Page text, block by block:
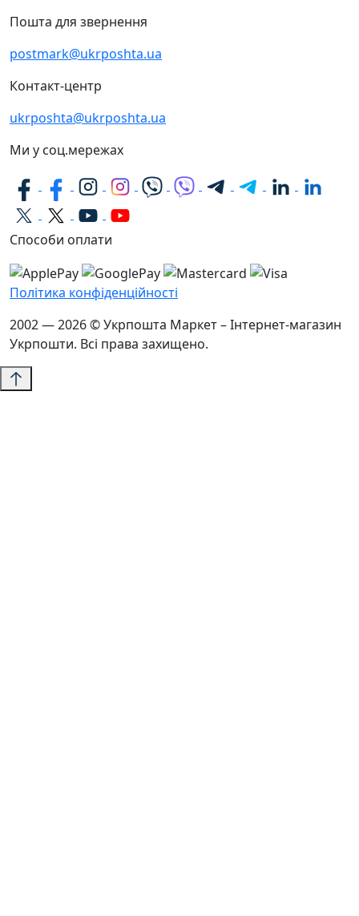
Пошта для звернення
postmark@ukrposhta.ua
Контакт-центр
ukrposhta@ukrposhta.ua
Ми у соц.мережах
Способи оплати
Політика конфіденційності
2002 — 2026 © Укрпошта Маркет – Інтернет-магазин
Укрпошти. Всі права захищено.